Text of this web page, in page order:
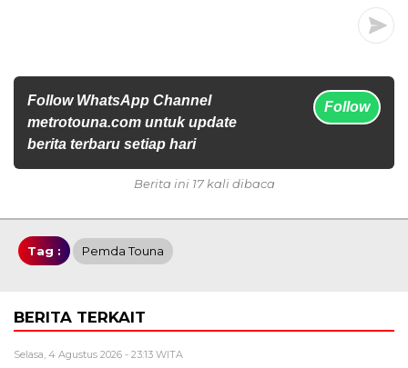
Follow WhatsApp Channel
metrotouna.com untuk update
berita terbaru setiap hari
Follow
Berita ini 17 kali dibaca
Tag : Pemda Touna
BERITA TERKAIT
Selasa, 4 Agustus 2026 - 23:13 WITA